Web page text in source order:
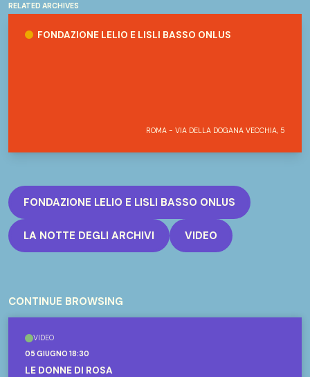
RELATED ARCHIVES
FONDAZIONE LELIO E LISLI BASSO ONLUS
ROMA - VIA DELLA DOGANA VECCHIA, 5
FONDAZIONE LELIO E LISLI BASSO ONLUS
LA NOTTE DEGLI ARCHIVI VIDEO
CONTINUE BROWSING
VIDEO
05 GIUGNO 18:30
LE DONNE DI ROSA